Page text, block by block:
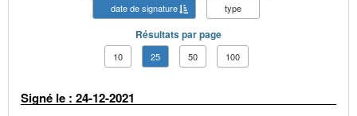
date de signature
type
Résultats par page
10 25 50 100
Signé le : 24-12-2021